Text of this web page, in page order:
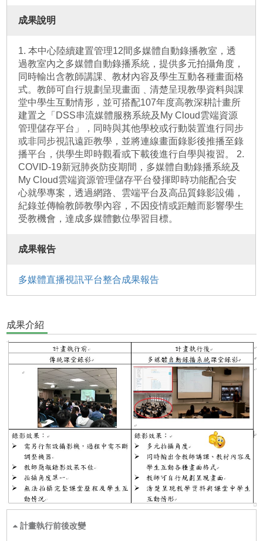
成果說明
1. 本中心陸續建置管理12間多媒體自動錄播教室，透
過教室內之多媒體自動錄播系統，提供多元拍攝角度，
同時輸出含教師講課、教材內容及學生互動各種畫面格
式。教師可自行規劃呈現畫面﹑清楚呈現教學資料與課
堂中學生互動情形，並可搭配107年度高教深耕計畫所
建置之「DSS串流媒體服務系統及My Cloud雲端資源
管理儲存平台」，同時與其他學校或行動裝置進行同步
或非同步視訊遠距教學，並將連線畫面錄影後推播至錄
播平台，供學生即時觀看或下載後進行自學與複習。 2.
COVID-19新冠肺炎防疫期間，多媒體自動錄播系統及
My Cloud雲端資源管理儲存平台發揮即時功能配合安
心就學專案，透過網路、雲端平台及高品質錄影設備，
紀錄並傳輸教師教學內容，不因疫情或距離而影響學生
受教機會，達成多媒體數位學習目標。
成果報告
多媒體直播視訊平台整合成果報告
成果介紹
計畫執行前後改變